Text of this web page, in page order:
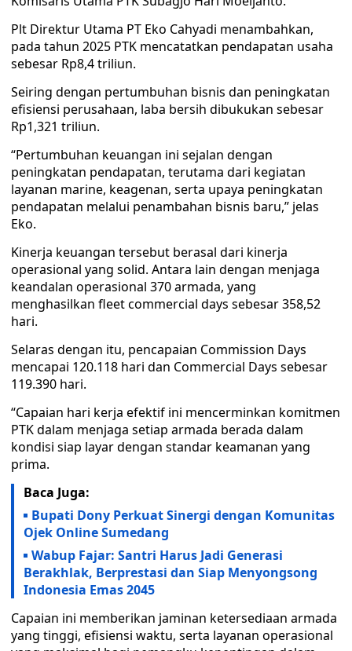
Plt Direktur Utama PT Eko Cahyadi menambahkan,
pada tahun 2025 PTK mencatatkan pendapatan usaha
sebesar Rp8,4 triliun.
Seiring dengan pertumbuhan bisnis dan peningkatan
efisiensi perusahaan, laba bersih dibukukan sebesar
Rp1,321 triliun.
“Pertumbuhan keuangan ini sejalan dengan
peningkatan pendapatan, terutama dari kegiatan
layanan marine, keagenan, serta upaya peningkatan
pendapatan melalui penambahan bisnis baru,” jelas
Eko.
Kinerja keuangan tersebut berasal dari kinerja
operasional yang solid. Antara lain dengan menjaga
keandalan operasional 370 armada, yang
menghasilkan fleet commercial days sebesar 358,52
hari.
Selaras dengan itu, pencapaian Commission Days
mencapai 120.118 hari dan Commercial Days sebesar
119.390 hari.
“Capaian hari kerja efektif ini mencerminkan komitmen
PTK dalam menjaga setiap armada berada dalam
kondisi siap layar dengan standar keamanan yang
prima.
Baca Juga:
Bupati Dony Perkuat Sinergi dengan Komunitas
Ojek Online Sumedang
Wabup Fajar: Santri Harus Jadi Generasi
Berakhlak, Berprestasi dan Siap Menyongsong
Indonesia Emas 2045
Capaian ini memberikan jaminan ketersediaan armada
yang tinggi, efisiensi waktu, serta layanan operasional